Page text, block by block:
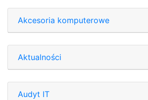
Akcesoria komputerowe
Aktualności
Audyt IT